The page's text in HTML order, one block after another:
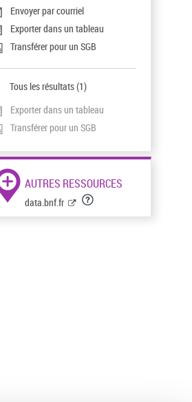
Envoyer par courriel
Exporter dans un tableau
Transférer pour un SGB
Tous les résultats(1)
Exporter dans un tableau
Transférer pour un SGB
AUTRES RESSOURCES
data.bnf.fr